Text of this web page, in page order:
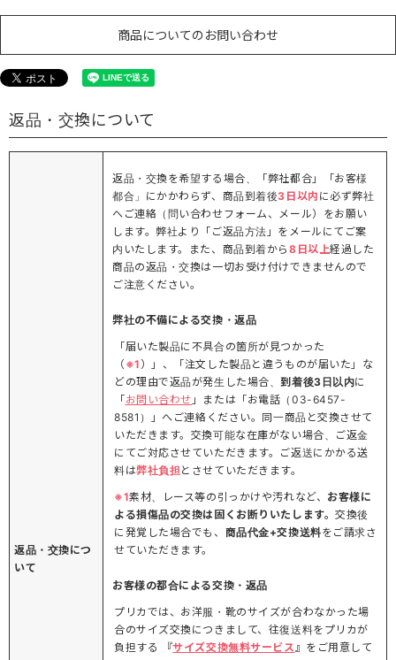
商品についてのお問い合わせ
返品・交換について
返品・交換につ
いて
返品・交換を希望する場合、「弊社都合」「お客様
都合」にかかわらず、商品到着後3日以内 に必ず弊社
へご連絡（問い合わせフォーム、メール）をお願い
します。弊社より「ご返品方法」をメールにてご案
内いたします。また、商品到着から 8日以上経過した
商品の返品・交換は一切お受け付けできませんので
ご注意ください。
弊社の不備による交換・返品
「届いた製品に不具合の箇所が見つかった
（ ※1 ）」、「注文した製品と違うものが届いた」な
どの理由で返品が発生した場合、到着後3日以内に
「お問い合わせ 」または「お電話（03-6457-
8581）」へご連絡ください。同一商品と交換させて
いただきます。交換可能な在庫がない場合、ご返金
にてご対応させていただきます。ご返送にかかる送
料は弊社負担とさせていただきます。
※1素材、レース等の引っかけや汚れなど、 お客様に
よる損傷品の交換は固くお断りいたします。交換後
に発覚した場合でも、 商品代金+交換送料をご請求さ
せていただきます。
お客様の都合による交換・返品
プリカでは、お洋服・靴のサイズが合わなかった場
合のサイズ交換につきまして、往復送料をプリカが
負担する 『サイズ交換無料サービス』をご用意して